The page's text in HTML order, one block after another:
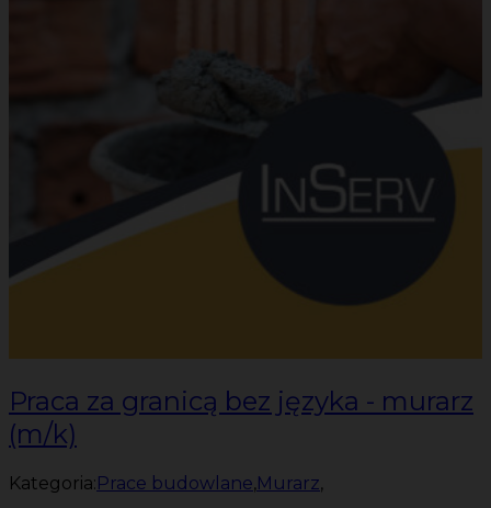
Praca za granicą bez języka - murarz
(m/k)
Kategoria:Prace budowlane,Murarz,